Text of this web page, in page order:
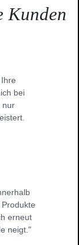
Kunden
bei
nur
erneut
neigt."